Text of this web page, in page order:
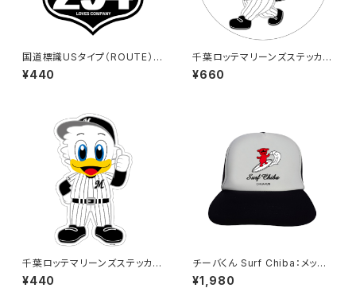
国道標識USタイプ（ROUTE）ス
テッカー 294号線（ブラック）
¥440
千葉ロッテマリーンズステッカー
8（大）
¥660
千葉ロッテマリーンズステッカー
13
¥440
チーバくん Surf Chiba：メッシ
ュキャップ（Aホワイト）
¥1,980